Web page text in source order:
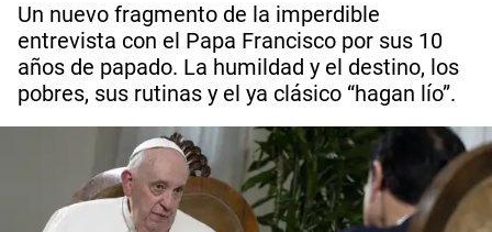
Un nuevo fragmento de la imperdible
entrevista con el Papa Francisco por sus 10
años de papado. La humildad y el destino, los
pobres, sus rutinas y el ya clásico “hagan lío”.